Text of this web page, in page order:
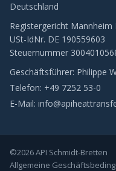
Deutschland
Registergericht Mannheim
USt-IdNr. DE 190559603
Steuernummer
Geschäftsführer: Philippe
Telefon: +49 7252 53-0
E-Mail:
©2026 API Schmidt-Bretten
Allgemeine